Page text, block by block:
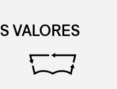
VALORES